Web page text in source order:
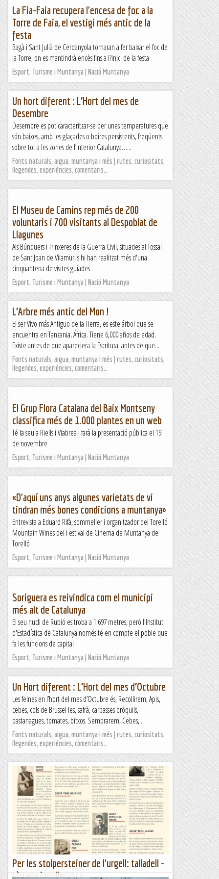
La Fia-Faia recupera l'encesa de foc a la
Torre de Faia, el vestigi més antic de la
festa
Bagà i Sant Julià de Cerdanyola tornaran a fer baixar el foc de
la Torre, on es mantindrà encès fins a l?inici de la festa
Esport, Turisme i Muntanya | Nació Muntanya
Un hort diferent : L’Hort del mes de
Desembre
Desembre es pot caracteritzar-se per unes temperatures que
són baixes, amb les glaçades o boires persistents, freqüents
sobre tot a les zones de l’interior Catalunya…...
Fonts naturals, aigua, muntanya i més | rutes, curiositats,
llegendes, experiències, comentaris…
El Museu de Camins rep més de 200
voluntaris i 700 visitants al Despoblat de
Llagunes
Als Búnquers i Trinxeres de la Guerra Civil, situades al Tossal
de Sant Joan de Vilamur, s'hi han realitzat més d'una
cinquantena de visites guiades
Esport, Turisme i Muntanya | Nació Muntanya
L’Arbre més antic del Mon !
El ser Vivo más Antiguo de la Tierra, es este árbol que se
encuentra en Tanzania, África. Tiene 6,000 años de edad.
Existe antes de que apareciera la Escritura; antes de que...
Fonts naturals, aigua, muntanya i més | rutes, curiositats,
llegendes, experiències, comentaris…
El Grup Flora Catalana del Baix Montseny
classifica més de 1.000 plantes en un web
Té la seu a Riells i Viabrea i farà la presentació pública el 19
de novembre
Esport, Turisme i Muntanya | Nació Muntanya
«D'aquí uns anys algunes varietats de vi
tindran més bones condicions a muntanya»
Entrevista a Eduard Rifà, sommelier i organitzador del Torelló
Mountain Wines del Festival de Cinema de Muntanya de
Torelló
Esport, Turisme i Muntanya | Nació Muntanya
Soriguera es reivindica com el municipi
més alt de Catalunya
El seu nucli de Rubió es troba a 1.697 metres, però l'Institut
d'Estadística de Catalunya només té en compte el poble que
fa les funcions de capital
Esport, Turisme i Muntanya | Nació Muntanya
Un Hort diferent : L’Hort del mes d’Octubre
Les feines en l’hort del mes d’Octubre és, Recollirem, Apis,
cebes, cols de Brussel·les, safrà, carbasses bròquils,
pastanagues, tomates, bitxos. Sembrarem, Cebes,...
Fonts naturals, aigua, muntanya i més | rutes, curiositats,
llegendes, experiències, comentaris…
Per les stolpersteiner de l'urgell: talladell -
tàrrega i mollerussa